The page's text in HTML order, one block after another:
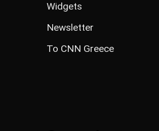
Widgets
Newsletter
Το CNN Greece